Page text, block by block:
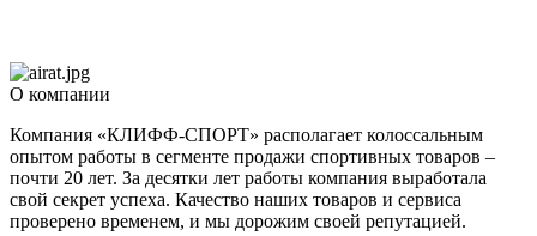
О компании
Компания «КЛИФФ-СПОРТ» располагает колоссальным
опытом работы в сегменте продажи спортивных товаров –
почти 20 лет. За десятки лет работы компания выработала
свой секрет успеха. Качество наших товаров и сервиса
проверено временем, и мы дорожим своей репутацией.